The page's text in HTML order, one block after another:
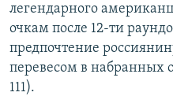
СИБИРЬ.РЕАЛИИ
РАСПИСАНИЕ ВЕЩАНИЯ
ПОДПИШИТЕСЬ НА
легендарного
очкам после 12-ти
предпочтение
перевесом в набранных
111).